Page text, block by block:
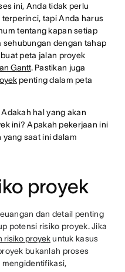
ini, Anda tidak perlu
tapi Anda harus
tentang kapan setiap
dengan tahap
peta jalan proyek
Gantt. Pastikan juga
penting dalam peta
hal yang akan
ini? Apakah pekerjaan ini
saat ini dalam
proyek
dan detail penting
potensi risiko proyek. Jika
risiko proyekuntuk kasus
bukanlah proses